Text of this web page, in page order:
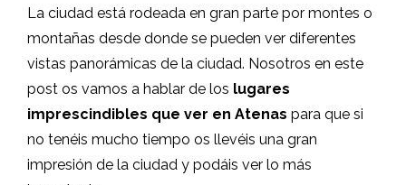
La ciudad está rodeada en gran parte por montes o
montañas desde donde se pueden ver diferentes
vistas panorámicas de la ciudad. Nosotros en este
post os vamos a hablar de los lugares
imprescindibles que ver en Atenas para que si
no tenéis mucho tiempo os llevéis una gran
impresión de la ciudad y podáis ver lo más